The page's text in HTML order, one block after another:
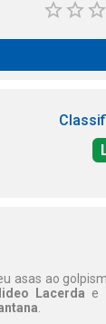
asas ao
Lacerda e